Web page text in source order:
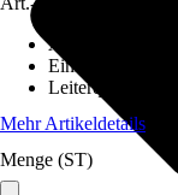
Ausführung
Einheit
Leiterquerschnitt
Mehr Artikeldetails
Menge (ST)